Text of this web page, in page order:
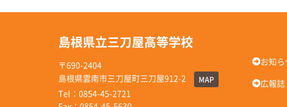
島根県立三刀屋高等学校
〒690-2404
島根県雲南市三刀屋町三刀屋912-2
MAP
Tel：0854-45-2721
お知ら
広報誌